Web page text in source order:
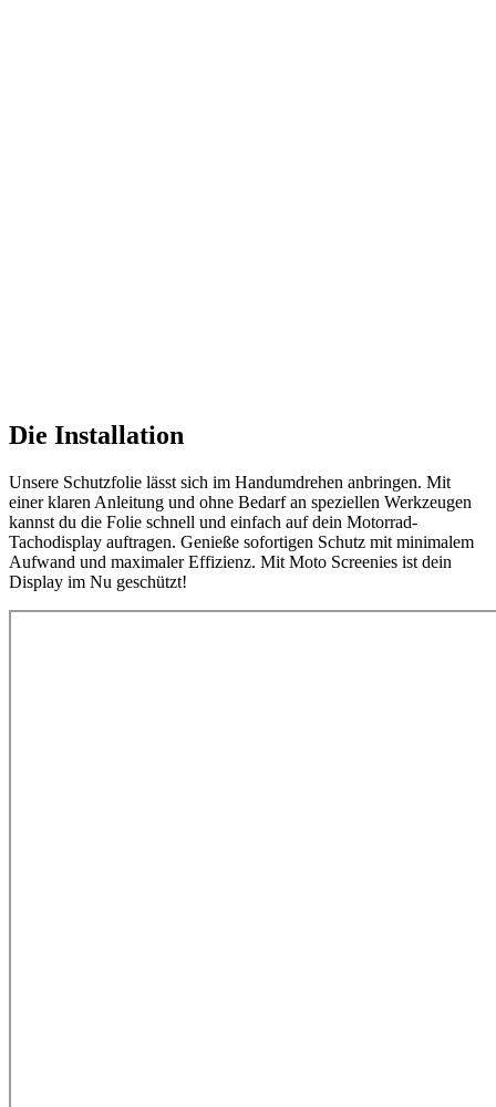
Die Installation
Unsere Schutzfolie lässt sich im Handumdrehen anbringen. Mit
einer klaren Anleitung und ohne Bedarf an speziellen Werkzeugen
kannst du die Folie schnell und einfach auf dein Motorrad-
Tachodisplay auftragen. Genieße sofortigen Schutz mit minimalem
Aufwand und maximaler Effizienz. Mit Moto Screenies ist dein
Display im Nu geschützt!